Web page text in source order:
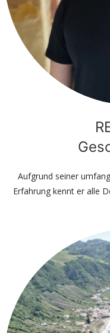
Aufgrund seiner
Erfahrung kennt er alle